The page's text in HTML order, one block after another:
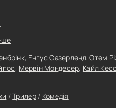
, Енгус Сазерленд,Отем
, Мервін Мондесер, Кайл
/Трилер/ Комедія